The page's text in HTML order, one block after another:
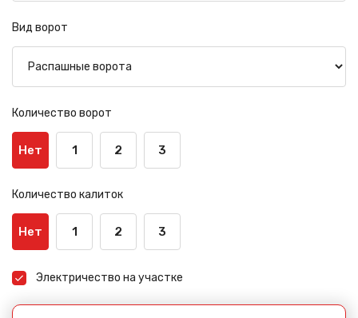
Вид ворот
Количество ворот
Нет 1 2 3
Количество калиток
Нет 1 2 3
Электричество на участке